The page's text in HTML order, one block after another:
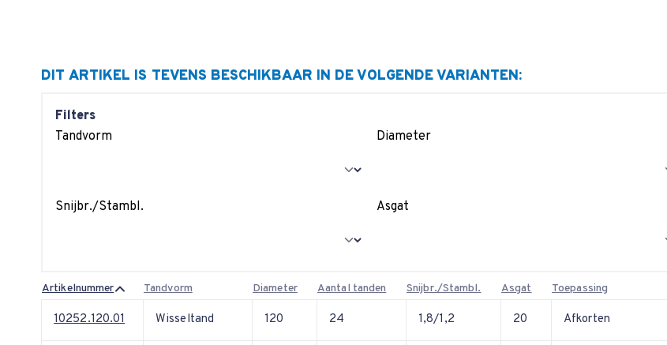
DIT ARTIKEL IS TEVENS BESCHIKBAAR IN DE VOLGENDE VARIANTEN:
Filters
Tandvorm
Diameter
Snijbr./Stambl. Asgat
Artikelnummer Tandvorm Diameter Aantal tanden Snijbr./Stambl. Asgat Toepassing
10252.120.01 Wisseltand 120 24 1,8/1,2 20 Afkorten